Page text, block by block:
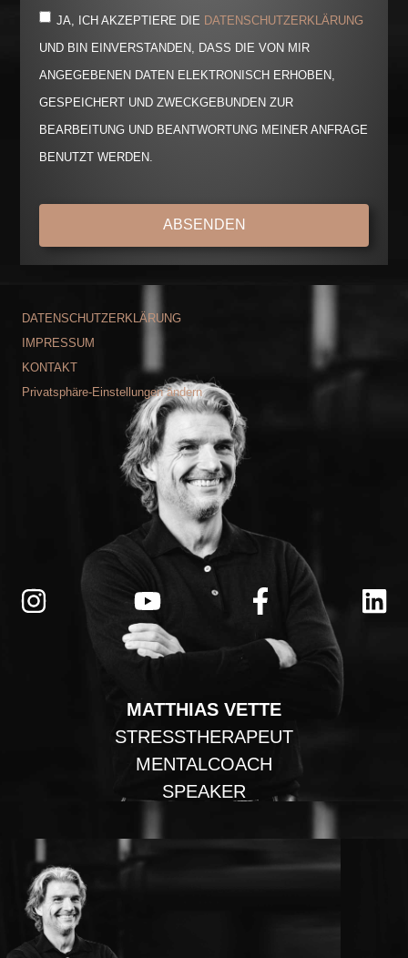
JA, ICH AKZEPTIERE DIE DATENSCHUTZERKLÄRUNG
UND BIN EINVERSTANDEN, DASS DIE VON MIR
ANGEGEBENEN DATEN ELEKTRONISCH ERHOBEN,
GESPEICHERT UND ZWECKGEBUNDEN ZUR
BEARBEITUNG UND BEANTWORTUNG MEINER ANFRAGE
BENUTZT WERDEN.
ABSENDEN
DATENSCHUTZERKLÄRUNG
IMPRESSUM
KONTAKT
Privatsphäre-Einstellungen ändern
MATTHIAS VETTE
STRESSTHERAPEUT
MENTALCOACH
SPEAKER